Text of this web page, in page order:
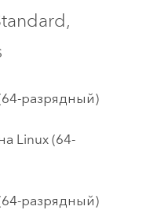
разрядный)
Linux(64-
разрядный)